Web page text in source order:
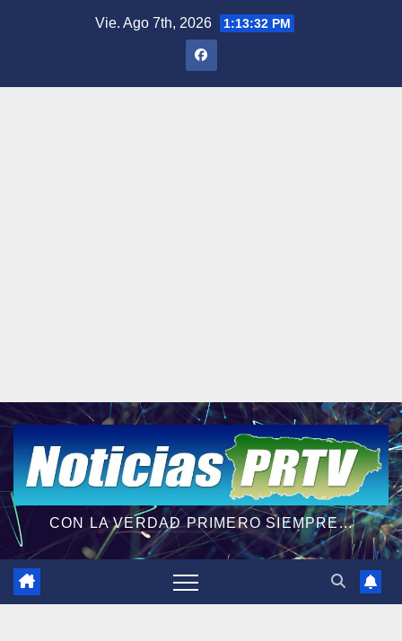
Vie. Ago 7th, 2026 1:13:33 PM
CON LA VERDAD PRIMERO SIEMPRE...